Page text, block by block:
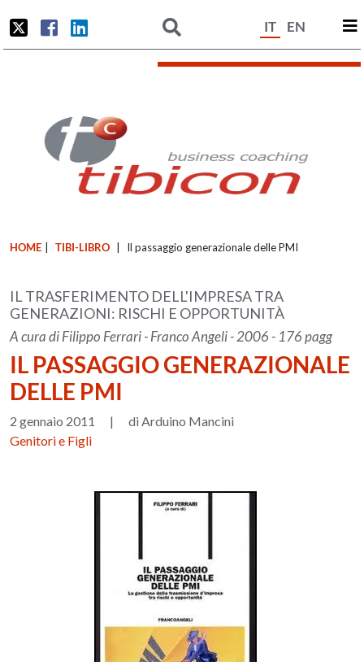
IT EN
HOME TIBI-LIBRO Il passaggio generazionale delle PMI
IL TRASFERIMENTO DELL'IMPRESA TRA
GENERAZIONI: RISCHI E OPPORTUNITÀ
A cura di Filippo Ferrari - Franco Angeli - 2006 - 176 pagg
IL PASSAGGIO GENERAZIONALE
DELLE PMI
2 gennaio 2011 |
di Arduino Mancini
Genitori e Figli